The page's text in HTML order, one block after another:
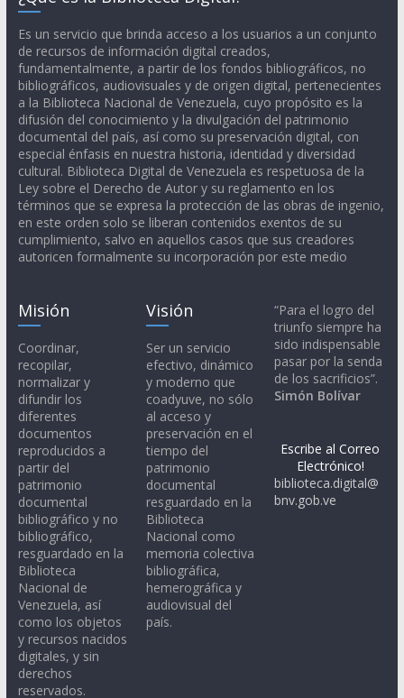
Es un servicio que brinda acceso a los usuarios a un conjunto
de recursos de información digital creados,
fundamentalmente, a partir de los fondos bibliográficos, no
bibliográficos, audiovisuales y de origen digital, pertenecientes
a la Biblioteca Nacional de Venezuela, cuyo propósito es la
difusión del conocimiento y la divulgación del patrimonio
documental del país, así como su preservación digital, con
especial énfasis en nuestra historia, identidad y diversidad
cultural. Biblioteca Digital de Venezuela es respetuosa de la
Ley sobre el Derecho de Autor y su reglamento en los
términos que se expresa la protección de las obras de ingenio,
en este orden solo se liberan contenidos exentos de su
cumplimiento, salvo en aquellos casos que sus creadores
autoricen formalmente su incorporación por este medio
Misión
Coordinar,
recopilar,
normalizar y
difundir los
diferentes
documentos
reproducidos a
partir del
patrimonio
documental
bibliográfico y no
bibliográfico,
resguardado en la
Biblioteca
Nacional de
Venezuela, así
como los objetos
y recursos nacidos
digitales, y sin
derechos
reservados.
Visión
Ser un servicio
efectivo, dinámico
y moderno que
coadyuve, no sólo
al acceso y
preservación en el
tiempo del
patrimonio
documental
resguardado en la
Biblioteca
Nacional como
memoria colectiva
bibliográfica,
hemerográfica y
audiovisual del
país.
“Para el logro del
triunfo siempre ha
sido indispensable
pasar por la senda
de los sacrificios”.
Simón Bolívar
Escribe al Correo
Electrónico!
biblioteca.digital@
bnv.gob.ve